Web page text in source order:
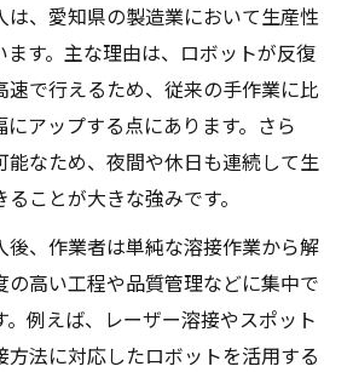
は、愛知県の製造業において生産性
ます。主な理由は、ロボットが反復
速で行えるため、従来の手作業に比
アップする点にあります。さら
能なため、夜間や休日も連続して生
ことが大きな強みです。
後、作業者は単純な溶接作業から解
の高い工程や品質管理などに集中で
。例えば、レーザー溶接やスポット
法に対応したロボットを活用する